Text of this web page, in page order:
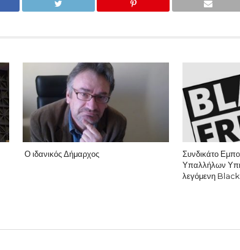
Ο ιδανικός Δήμαρχος
Συνδικάτο
Υπαλλήλων
λεγόμενη